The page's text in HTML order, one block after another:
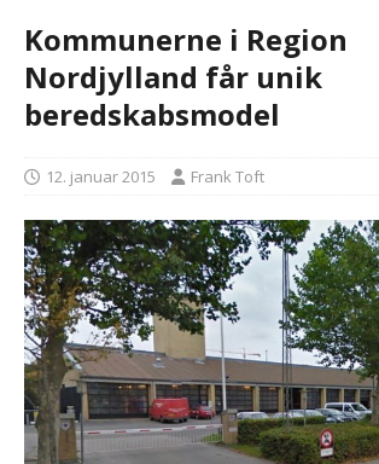
Kommunerne i Region
Nordjylland får unik
beredskabsmodel
12. januar 2015 Frank Toft